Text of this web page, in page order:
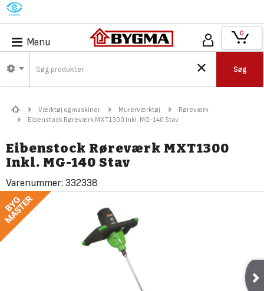
M
Menu
Søg
0
Værktøj og maskiner Murerværktøj
Røreværk
Eibenstock Røreværk MXT1300 Inkl. MG-140 Stav
Eibenstock Røreværk MXT1300
Inkl. MG-140 Stav
Varenummer: 332338